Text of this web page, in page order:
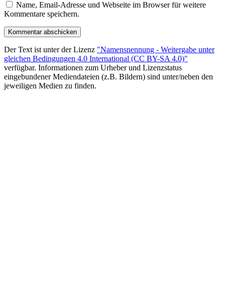
Name, Email-Adresse und Webseite im Browser für weitere
Kommentare speichern.
Der Text ist unter der Lizenz "Namensnennung - Weitergabe unter
gleichen Bedingungen 4.0 International (CC BY-SA 4.0)"
verfügbar. Informationen zum Urheber und Lizenzstatus
eingebundener Mediendateien (z.B. Bildern) sind unter/neben den
jeweiligen Medien zu finden.